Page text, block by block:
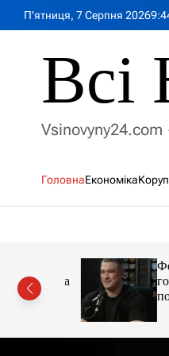
П’ятниця, 7 Серпня 20269:
Всі
Vsinovyny24.com
ГоловнаЕкономіка
за